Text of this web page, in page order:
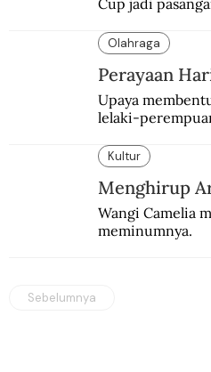
Cup jadi
Olahraga
Perayaan
Upaya
lelaki-
Kultur
Menghirup
Wangi Camelia
meminumnya.
Sebelumnya